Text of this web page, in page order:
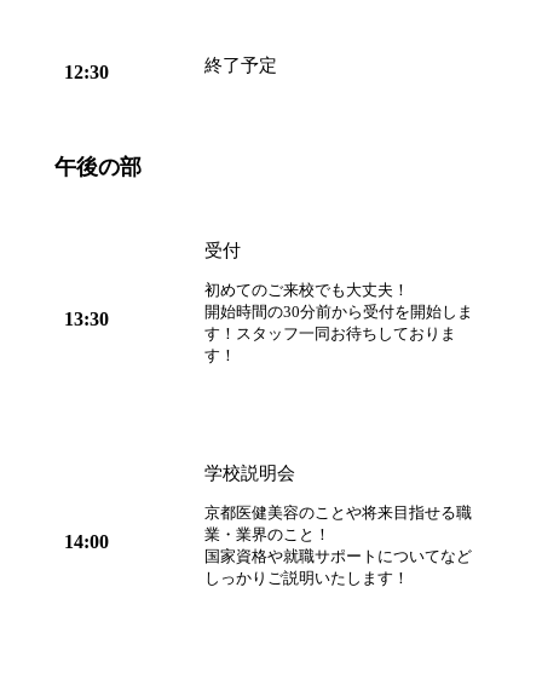
12:30 終了予定
午後の部
13:30
受付
初めてのご来校でも大丈夫！
開始時間の30分前から受付を開始しま
す！スタッフ一同お待ちしておりま
す！
14:00
学校説明会
京都医健美容のことや将来目指せる職
業・業界のこと！
国家資格や就職サポートについてなど
しっかりご説明いたします！